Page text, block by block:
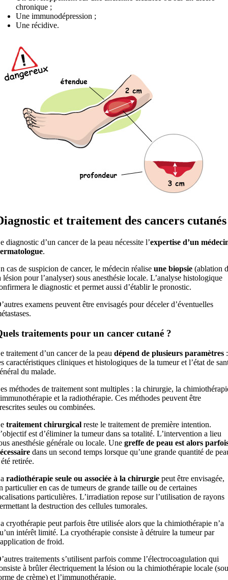
chronique ;
Une immunodépression ;
Une récidive.
et traitement des cancers cutanés
diagnostic d’un cancer de la peau nécessite l’expertise d’un
.
cas de suspicion de cancer, le médecin réalise une biopsie (ablation
lésion pour l’analyser) sous anesthésie locale. L’analyse histologique
le diagnostic et permet aussi d’établir le pronostic.
examens peuvent être envisagés pour déceler d’éventuelles
traitements pour un cancer cutané ?
traitement d’un cancer de la peau dépend de plusieurs paramètres:
caractéristiques cliniques et histologiques de la tumeur et l’état de
du malade.
méthodes de traitement sont multiples : la chirurgie, la
et la radiothérapie. Ces méthodes peuvent être
seules ou combinées.
traitement chirurgical reste le traitement de première intention.
est d’éliminer la tumeur dans sa totalité. L’intervention a lieu
anesthésie générale ou locale. Une greffe de peau est alors
dans un second temps lorsque qu’une grande quantité de
retirée.
radiothérapie seule ou associée à la chirurgiepeut être envisagée,
particulier en cas de tumeurs de grande taille ou de certaines
particulières. L’irradiation repose sur l’utilisation de rayons
la destruction des cellules tumorales.
cryothérapie peut parfois être utilisée alors que la chimiothérapie n’a
intérêt limité. La cryothérapie consiste à détruire la tumeur par
de froid.
traitements s’utilisent parfois comme l’électrocoagulation qui
à brûler électriquement la lésion ou la chimiothérapie locale
de crème) et l’immunothérapie.